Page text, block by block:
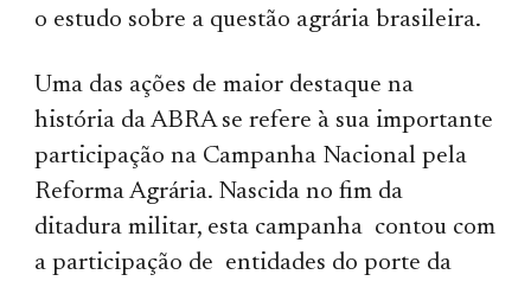
o estudo sobre a questão agrária brasileira.
Uma das ações de maior destaque na
história da ABRA se refere à sua importante
participação na Campanha Nacional pela
Reforma Agrária. Nascida no fim da
ditadura militar, esta campanha contou com
a participação de entidades do porte da